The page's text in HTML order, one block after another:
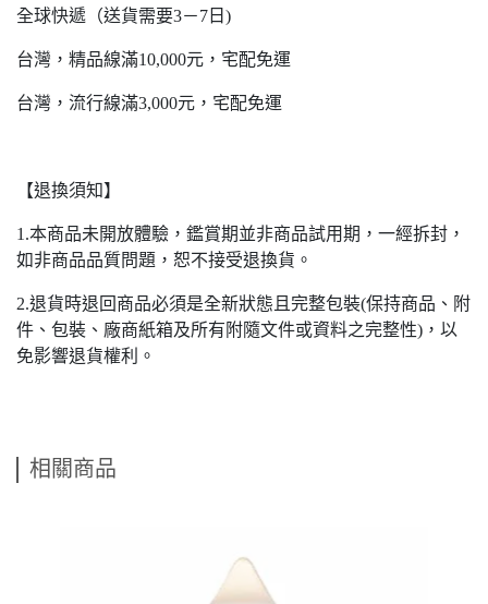
全球快遞（送貨需要3－7日)
台灣，精品線滿10,000元，宅配免運
台灣，流行線滿3,000元，宅配免運
【退換須知】
1.本商品未開放體驗，鑑賞期並非商品試用期，一經拆封，
如非商品品質問題，恕不接受退換貨。
2.退貨時退回商品必須是全新狀態且完整包裝(保持商品、附
件、包裝、廠商紙箱及所有附隨文件或資料之完整性)，以
免影響退貨權利。
相關商品